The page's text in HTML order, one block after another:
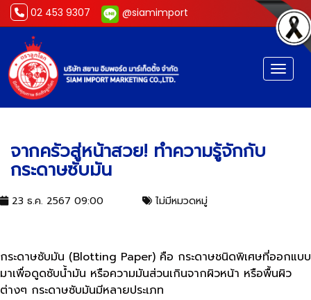
02 453 9307 @siamimport
กับกระดาษซับมัน
จากครัวสู่หน้าสวย! ทำความรู้จักกับ
กระดาษซับมัน
23 ธ.ค. 2567 09:00 ไม่มีหมวดหมู่
กระดาษซับมัน (Blotting Paper) คือ กระดาษชนิดพิเศษที่ออกแบบ
มาเพื่อดูดซับน้ำมัน หรือความมันส่วนเกินจากผิวหน้า หรือพื้นผิว
ต่างๆ กระดาษซับมันมีหลายประเภท